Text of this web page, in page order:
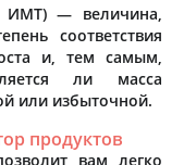
ИМТ) — величина,
соответствия
и, тем самым,
ли масса
или избыточной.
продуктов
вам легко